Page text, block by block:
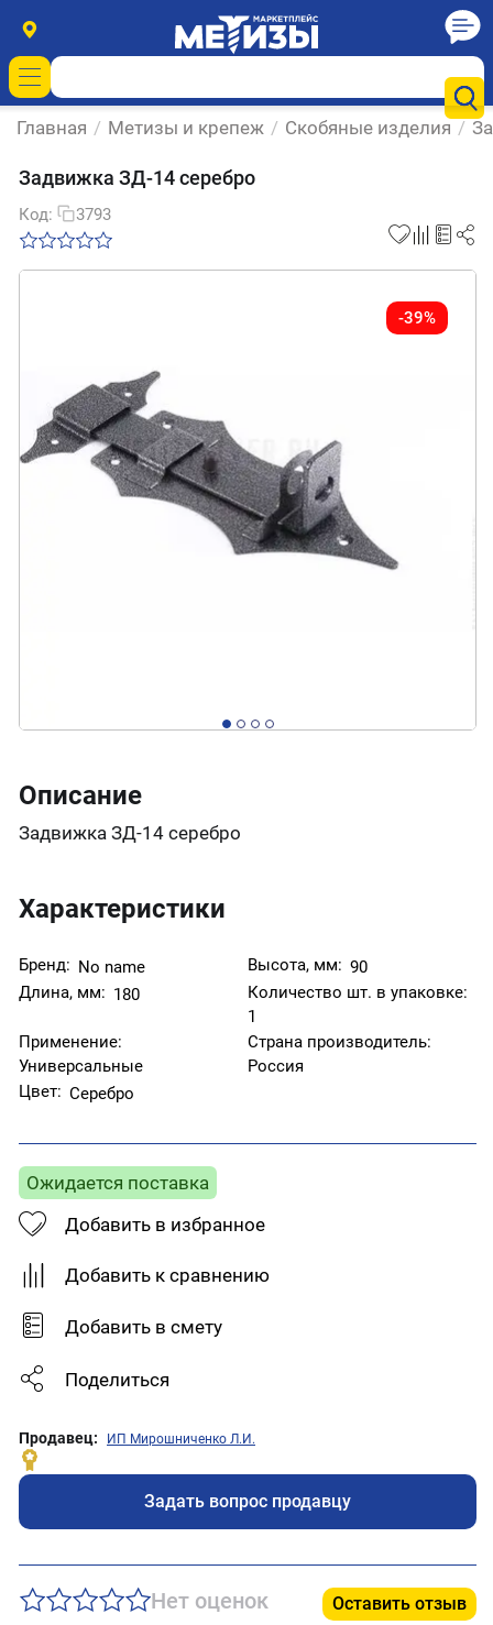
Главная / Метизы и крепеж / Скобяные изделия /
Задвижка ЗД-14 серебро
Код: 3793
-39%
Описание
Задвижка ЗД-14 серебро
Характеристики
Бренд: No name Высота, мм: 90
Длина, мм: 180
Количество шт. в упаковке:
1
Применение:
Универсальные
Страна производитель:
Россия
Цвет: Серебро
Ожидается поставка
Добавить в избранное
Добавить к сравнению
Добавить в смету
Поделиться
Продавец: ИП Мирошниченко Л.И.
Задать вопрос продавцу
Нет оценок Оставить отзыв